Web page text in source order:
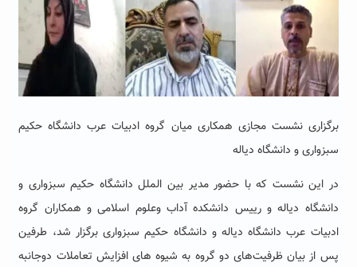
برگزاری نشست مجازی همکاری میان گروه ادبیات عرب دانشگاه حکیم
سبزواری و دانشگاه دیاله
در این نشست که با حضور مدیر بین الملل دانشگاه حکیم سبزواری و
دانشگاه دیاله و رییس دانشکده آداب وعلوم اسلامی و همکاران گروه
ادبیات عرب دانشگاه دیاله و دانشگاه حکیم سبزواری برگزار شد، طرفین
پس از بیان ظرفیت‌های دو گروه به شیوه های افزایش تعاملات دوجانبه